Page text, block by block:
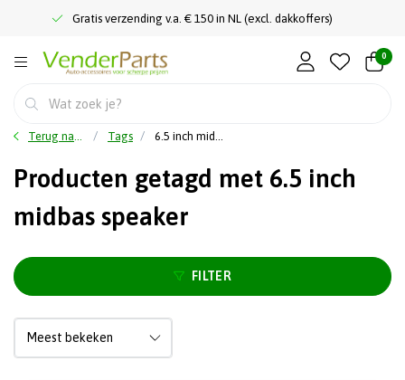
Gratis verzending v.a. € 150 in NL (excl. dakkoffers)
0
Terug naar home Tags 6.5 inch midbas speaker
Producten getagd met 6.5 inch
midbas speaker
FILTER